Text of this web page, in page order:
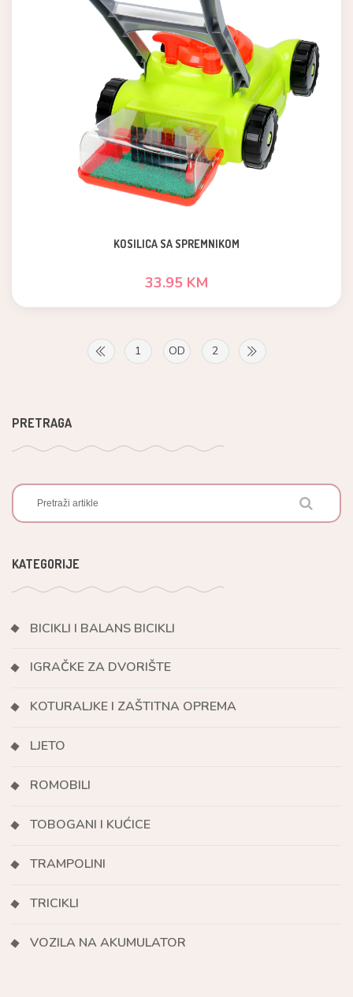
PRETRAGA
KATEGORIJE
BICIKLI I BALANS BICIKLI
IGRAČKE ZA DVORIŠTE
KOTURALJKE I ZAŠTITNA OPREMA
LJETO
ROMOBILI
TOBOGANI I KUĆICE
TRAMPOLINI
TRICIKLI
VOZILA NA AKUMULATOR
KOSILICA SA SPREMNIKOM
33.95 KM
1 OD 2